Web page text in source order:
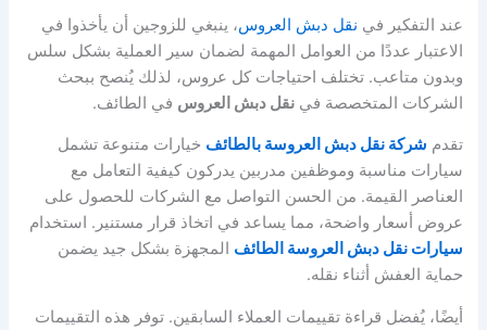
عند التفكير في نقل دبش العروس، ينبغي للزوجين أن يأخذوا في
الاعتبار عددًا من العوامل المهمة لضمان سير العملية بشكل سلس
وبدون متاعب. تختلف احتياجات كل عروس، لذلك يُنصح ببحث
الشركات المتخصصة فينقل دبش العروس في الطائف.
تقدم شركة نقل دبش العروسة بالطائف خيارات متنوعة تشمل
سيارات مناسبة وموظفين مدربين يدركون كيفية التعامل مع
العناصر القيمة. من الحسن التواصل مع الشركات للحصول على
عروض أسعار واضحة، مما يساعد في اتخاذ قرار مستنير. استخدام
سيارات نقل دبش العروسة الطائف المجهزة بشكل جيد يضمن
حماية العفش أثناء نقله.
أيضًا، يُفضل قراءة تقييمات العملاء السابقين. توفر هذه التقييمات